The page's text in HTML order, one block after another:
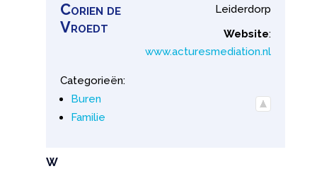
Corien de
Vroedt
Leiderdorp
Website:
www.acturesmediation.nl
Categorieën:
Buren
Familie
W